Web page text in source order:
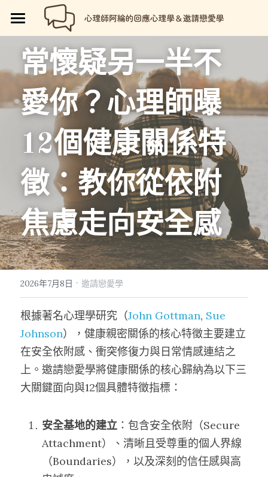
回應心理學
📗回應心理學
💼【就享知】職場專欄
好人卡計畫
🏷️好人卡「給予祝福」
🏕️好人卡店家
邀請戀愛學
邀請戀愛學
😍性愛玩樂
😄親密連結
😡衝突解決
☺️成熟自我
😘恆溫日常
💔總是愛錯人【專欄】
💖讓操控失效【專欄】
🥹戀愛裡的眼淚【專欄】
🎴戀愛邀請卡【Let Love In】
📑Love Notes
品牌流程設計
💡品牌流程設計
🖥️7天網站架設
📝SEO文章服務
🗒️系列文標題生成術
📊作品集
關於我
😱我是阿綸
📚阿綸的書單
🎫阿綸喜歡的店家
📝所有文章
💸Portaly分站
🎁就愛免費
常懷疑另一半不
愛你？心理師曝
12個健康關係特
徵：教你從依附
焦慮走向安全感
2026年7月8日 · 邀請戀愛學
根據著名心理學研究（John Gottman, Sue
Johnson），健康親密關係的核心特徵主要建立
在安全依附感、衝突修復力與日常情感連結之
上。邀請戀愛學將健康關係的核心歸納為以下三
大關鍵面向與12個具體特徵指標：
安全基地的建立 ：包含安全依附（Secure
Attachment）、清晰且受尊重的個人界線
（Boundaries），以及深刻的信任感與高